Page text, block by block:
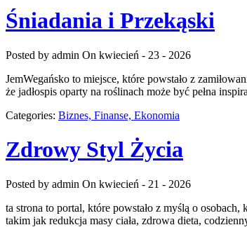
Śniadania i Przekąski
Posted by admin On kwiecień - 23 - 2026
JemWegańsko to miejsce, które powstało z
że jadłospis oparty na roślinach może być pełna
Categories: Biznes, Finanse, Ekonomia
Zdrowy Styl Życia
Posted by admin On kwiecień - 21 - 2026
ta strona to portal, które powstało z myślą o
takim jak redukcja masy ciała, zdrowa dieta,